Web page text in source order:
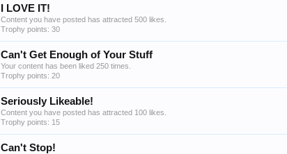
I LOVE IT!
Content you have posted has attracted 500 likes.
Trophy points: 30
Can't Get Enough of Your Stuff
Your content has been liked 250 times.
Trophy points: 20
Seriously Likeable!
Content you have posted has attracted 100 likes.
Trophy points: 15
Can't Stop!